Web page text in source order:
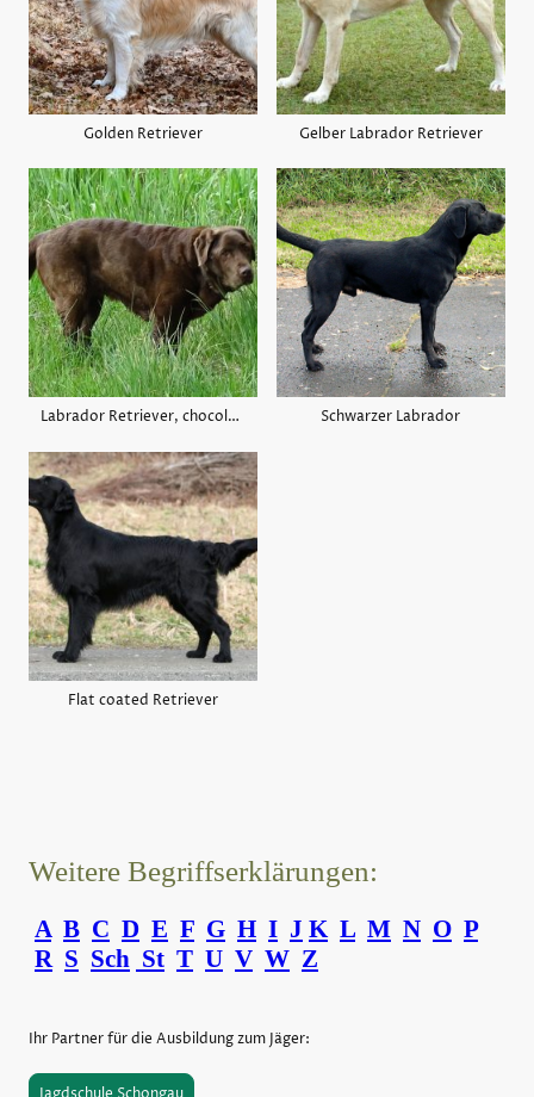
Golden Retriever Gelber Labrador Retriever
Labrador Retriever, chocolate Schwarzer Labrador
Flat coated Retriever
Weitere Begriffserklärungen:
A B C D E F G H I J K L M N O P
R S Sch St T U V W Z
Ihr Partner für die Ausbildung zum Jäger: